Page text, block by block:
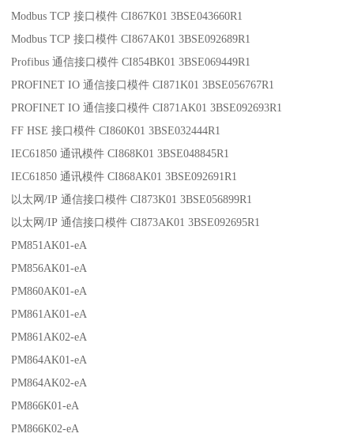
Modbus TCP 接口模件 CI867K01 3BSE043660R1
Modbus TCP 接口模件 CI867AK01 3BSE092689R1
Profibus 通信接口模件 CI854BK01 3BSE069449R1
PROFINET IO 通信接口模件 CI871K01 3BSE056767R1
PROFINET IO 通信接口模件 CI871AK01 3BSE092693R1
FF HSE 接口模件 CI860K01 3BSE032444R1
IEC61850 通讯模件 CI868K01 3BSE048845R1
IEC61850 通讯模件 CI868AK01 3BSE092691R1
以太网/IP 通信接口模件 CI873K01 3BSE056899R1
以太网/IP 通信接口模件 CI873AK01 3BSE092695R1
PM851AK01-eA
PM856AK01-eA
PM860AK01-eA
PM861AK01-eA
PM861AK02-eA
PM864AK01-eA
PM864AK02-eA
PM866K01-eA
PM866K02-eA